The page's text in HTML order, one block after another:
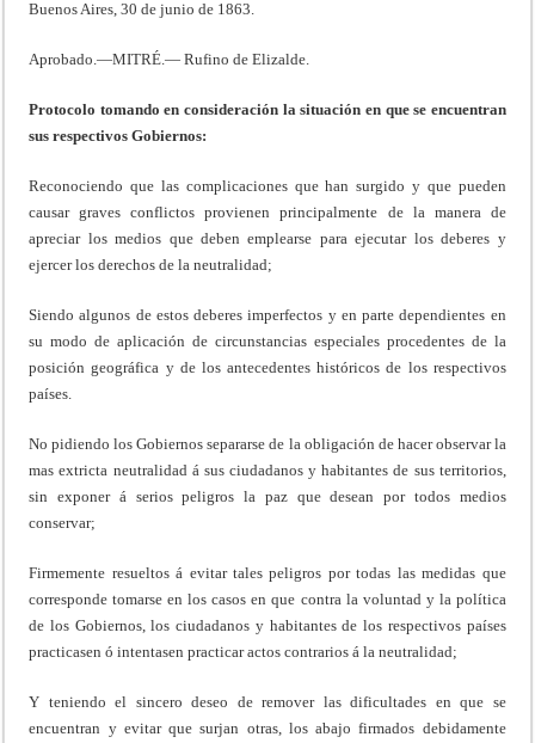
Buenos Aires, 30 de junio de 1863.
Aprobado.—MITRÉ.— Rufino de Elizalde.
Protocolo tomando en consideración la situación en que se encuentran
sus respectivos Gobiernos:
Reconociendo que las complicaciones que han surgido y que pueden
causar graves conflictos provienen principalmente de la manera de
apreciar los medios que deben emplearse para ejecutar los deberes y
ejercer los derechos de la neutralidad;
Siendo algunos de estos deberes imperfectos y en parte dependientes en
su modo de aplicación de circunstancias especiales procedentes de la
posición geográfica y de los antecedentes históricos de los respectivos
países.
No pidiendo los Gobiernos separarse de la obligación de hacer observar la
mas extricta neutralidad á sus ciudadanos y habitantes de sus territorios,
sin exponer á serios peligros la paz que desean por todos medios
conservar;
Firmemente resueltos á evitar tales peligros por todas las medidas que
corresponde tomarse en los casos en que contra la voluntad y la política
de los Gobiernos, los ciudadanos y habitantes de los respectivos países
practicasen ó intentasen practicar actos contrarios á la neutralidad;
Y teniendo el sincero deseo de remover las dificultades en que se
encuentran y evitar que surjan otras, los abajo firmados debidamente